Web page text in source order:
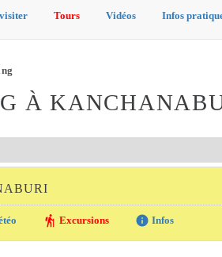
Tours Vidéos Infos
À
hiking Excursions info Infos